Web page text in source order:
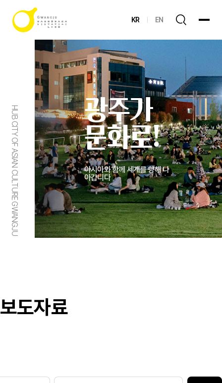
KR EN
HUB CITY OF ASIAN CULTURE GWANGJU
광주가
문화로!
아시아와 함께 세계를 향해 나
아갑니다
보도자료